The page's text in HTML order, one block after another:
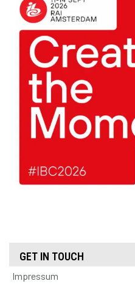
GET IN TOUCH
Impressum